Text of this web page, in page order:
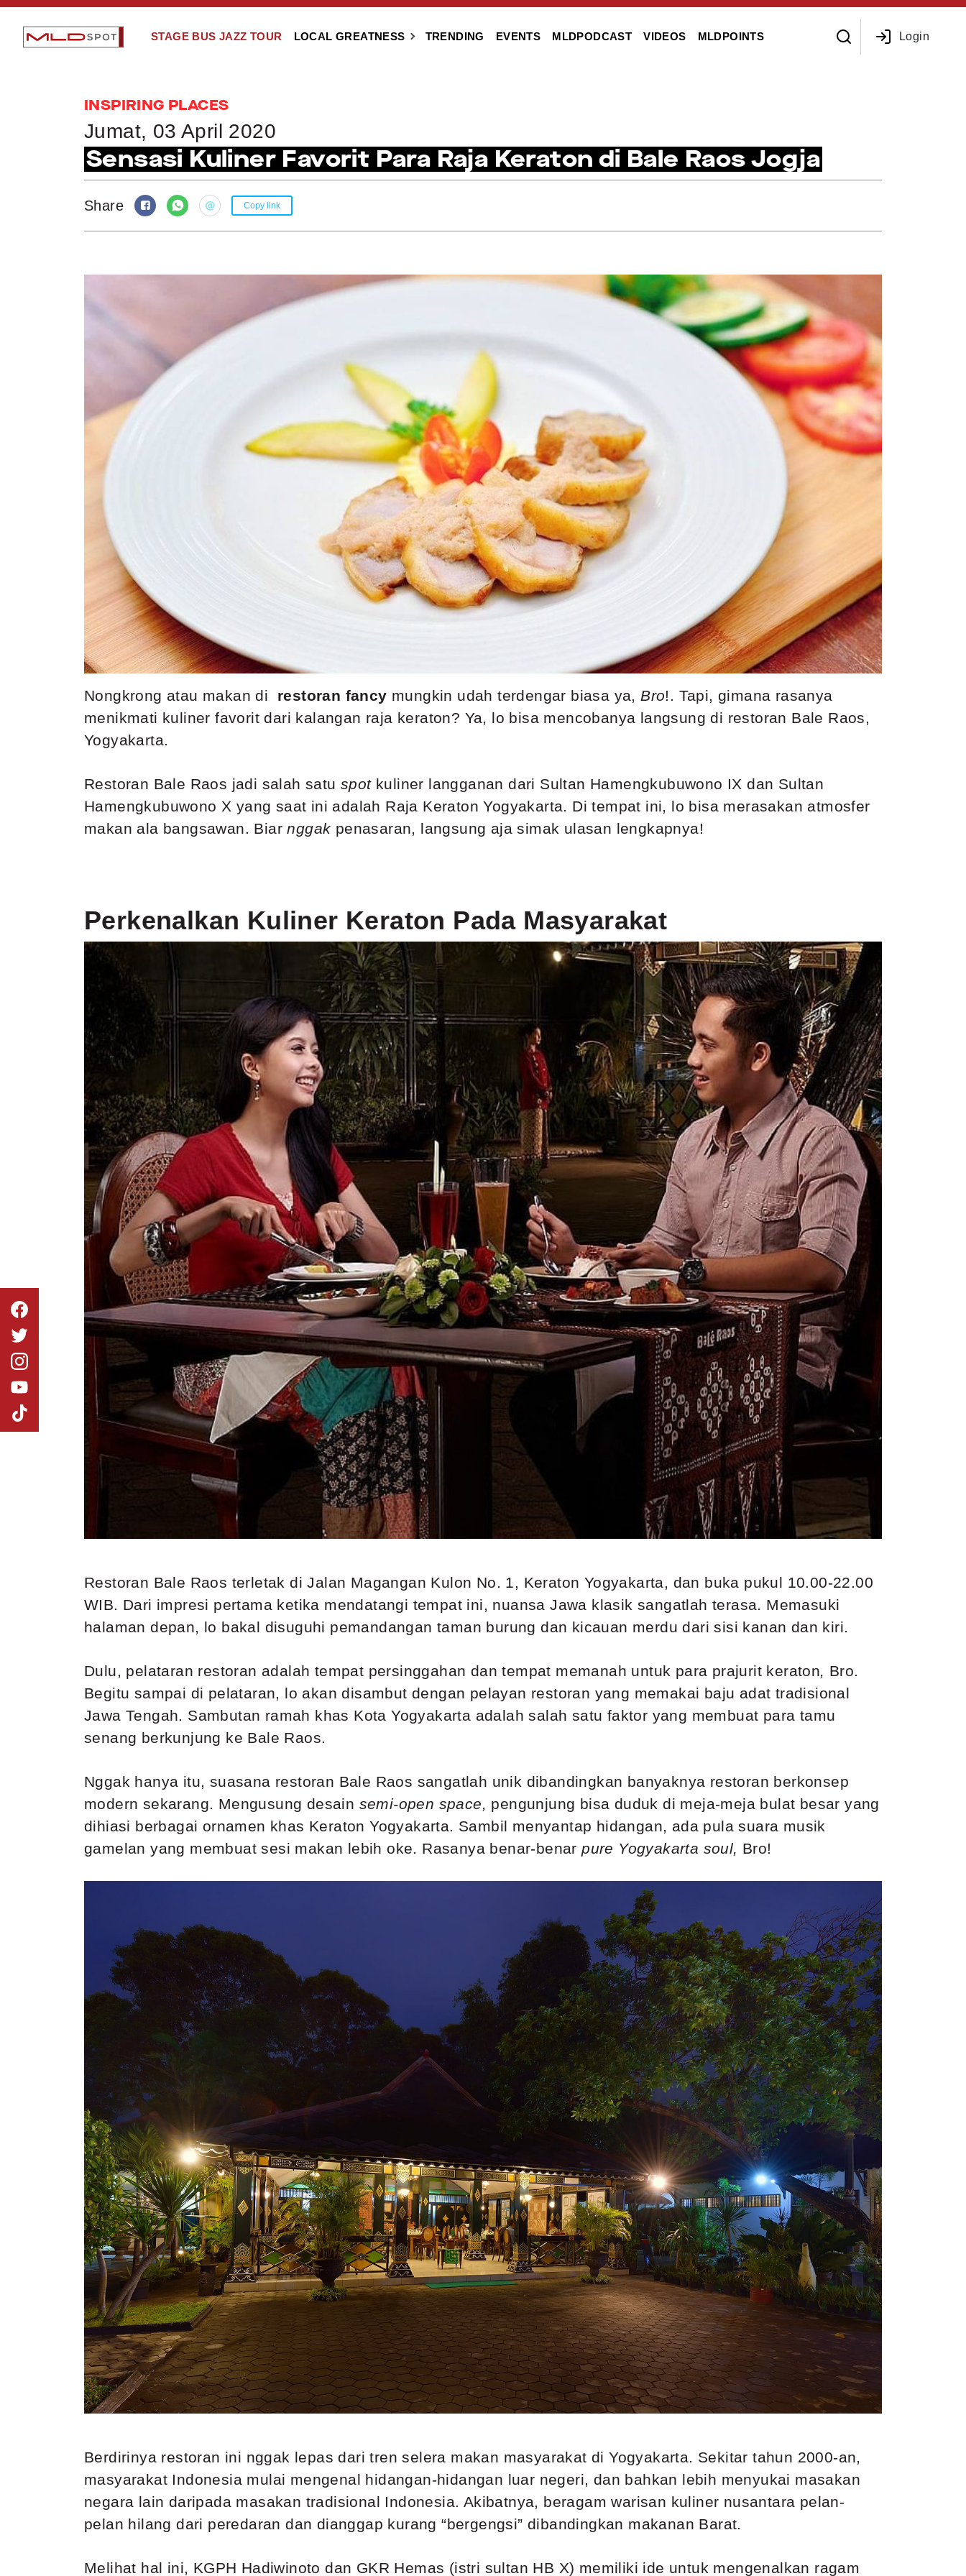
STAGE BUS JAZZ TOUR LOCAL GREATNESS TRENDING EVENTS MLDPODCAST VIDEOS MLDPOINTS Login
INSPIRING PLACES
Jumat, 03 April 2020
Sensasi Kuliner Favorit Para Raja Keraton di Bale Raos Jogja
Share Copy link
Nongkrong atau makan di restoran fancy mungkin udah terdengar biasa ya, Bro!. Tapi, gimana rasanya
menikmati kuliner favorit dari kalangan raja keraton? Ya, lo bisa mencobanya langsung di restoran Bale Raos,
Yogyakarta.
Restoran Bale Raos jadi salah satu spotkuliner langganan dari Sultan Hamengkubuwono IX dan Sultan
Hamengkubuwono X yang saat ini adalah Raja Keraton Yogyakarta. Di tempat ini, lo bisa merasakan atmosfer
makan ala bangsawan. Biarnggak penasaran, langsung aja simak ulasan lengkapnya!
Perkenalkan Kuliner Keraton Pada Masyarakat
Restoran Bale Raos terletak di Jalan Magangan Kulon No. 1, Keraton Yogyakarta, dan buka pukul 10.00-22.00
WIB. Dari impresi pertama ketika mendatangi tempat ini, nuansa Jawa klasik sangatlah terasa. Memasuki
halaman depan, lo bakal disuguhi pemandangan taman burung dan kicauan merdu dari sisi kanan dan kiri.
Dulu, pelataran restoran adalah tempat persinggahan dan tempat memanah untuk para prajurit keraton, Bro.
Begitu sampai di pelataran, lo akan disambut dengan pelayan restoran yang memakai baju adat tradisional
Jawa Tengah. Sambutan ramah khas Kota Yogyakarta adalah salah satu faktor yang membuat para tamu
senang berkunjung ke Bale Raos.
Nggak hanya itu, suasana restoran Bale Raos sangatlah unik dibandingkan banyaknya restoran berkonsep
modern sekarang. Mengusung desain semi-open space, pengunjung bisa duduk di meja-meja bulat besar yang
dihiasi berbagai ornamen khas Keraton Yogyakarta. Sambil menyantap hidangan, ada pula suara musik
gamelan yang membuat sesi makan lebih oke. Rasanya benar-benarpure Yogyakarta soul, Bro!
Berdirinya restoran ini nggak lepas dari tren selera makan masyarakat di Yogyakarta. Sekitar tahun 2000-an,
masyarakat Indonesia mulai mengenal hidangan-hidangan luar negeri, dan bahkan lebih menyukai masakan
negara lain daripada masakan tradisional Indonesia. Akibatnya, beragam warisan kuliner nusantara pelan-
pelan hilang dari peredaran dan dianggap kurang “bergengsi” dibandingkan makanan Barat.
Melihat hal ini, KGPH Hadiwinoto dan GKR Hemas (istri sultan HB X) memiliki ide untuk mengenalkan ragam